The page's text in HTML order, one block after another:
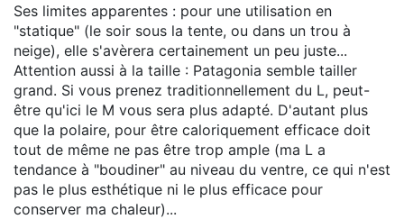
Ses limites apparentes : pour une utilisation en
"statique" (le soir sous la tente, ou dans un trou à
neige), elle s'avèrera certainement un peu juste...
Attention aussi à la taille : Patagonia semble tailler
grand. Si vous prenez traditionnellement du L, peut-
être qu'ici le M vous sera plus adapté. D'autant plus
que la polaire, pour être caloriquement efficace doit
tout de même ne pas être trop ample (ma L a
tendance à "boudiner" au niveau du ventre, ce qui n'est
pas le plus esthétique ni le plus efficace pour
conserver ma chaleur)...